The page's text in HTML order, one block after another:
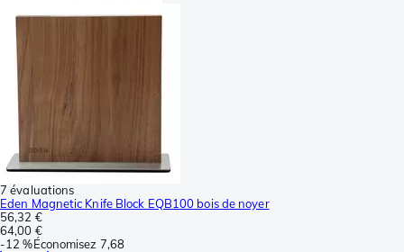
7 évaluations
Eden Magnetic Knife Block EQB100 bois de noyer
56,32 €
64,00 €
-12 %Économisez 7,68